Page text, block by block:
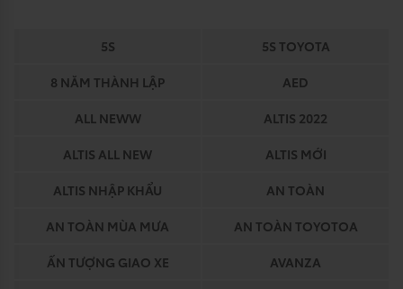
5S
5S TOYOTA
8 NĂM THÀNH LẬP
AED
ALL NEWW
ALTIS 2022
ALTIS ALL NEW
ALTIS MỚI
ALTIS NHẬP KHẨU
AN TOÀN
AN TOÀN MÙA MƯA
AN TOÀN TOYOTOA
ẤN TƯỢNG GIAO XE
AVANZA